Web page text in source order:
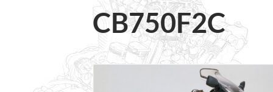
CB750F2C